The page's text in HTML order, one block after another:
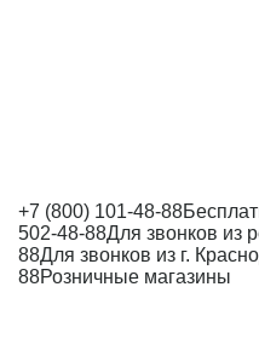
+7 (800) 101-48-88
502-48-88Для звонков из
88Для звонков из г.
88Розничные магазины